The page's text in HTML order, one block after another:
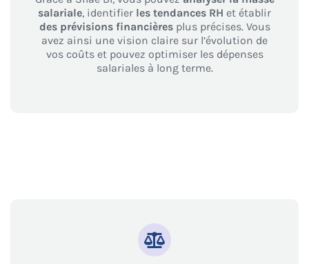
salariale, identifier les tendances RH et établir
des prévisions financièresplus précises. Vous
avez ainsi une vision claire sur l’évolution de
vos coûts et pouvez optimiser les dépenses
salariales à long terme.